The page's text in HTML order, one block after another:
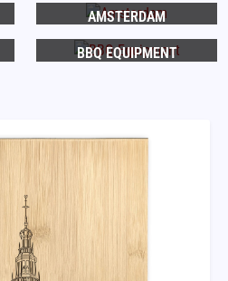
AMSTERDAM
BBQ EQUIPMENT